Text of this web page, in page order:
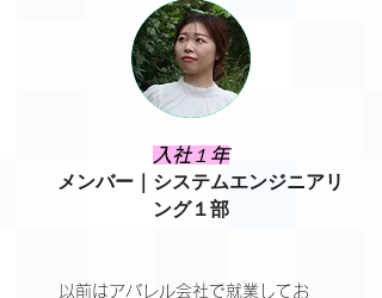
​入社１年
メンバー｜システムエンジニアリ
ング１部
以前は​アパレル会社で就業してお